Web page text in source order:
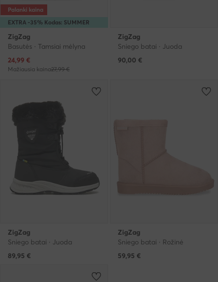
EXTRA -35% Kodas: SUMMER
Palanki kaina
ZigZag
Basutės · Tamsiai mėlyna
Dabartinė kaina
24,99 €
Mažiausia kaina27,99 €
ZigZag
Sniego batai · Juoda
90,00 €
ZigZag
Sniego batai · Juoda
89,95 €
ZigZag
Sniego batai · Rožinė
59,95 €